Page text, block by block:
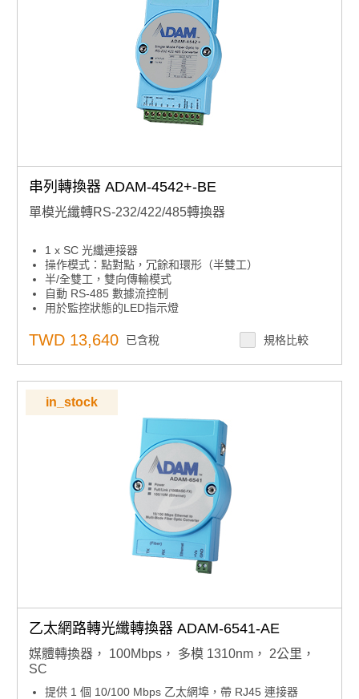
串列轉換器 ADAM-4542+-BE
單模光纖轉RS-232/422/485轉換器
1 x SC 光纖連接器
操作模式：點對點，冗餘和環形（半雙工）
半/全雙工，雙向傳輸模式
自動 RS-485 數據流控制
用於監控狀態的LED指示燈
TWD 13,640 已含稅 規格比較
in_stock
乙太網路轉光纖轉換器 ADAM-6541-AE
媒體轉換器， 100Mbps， 多模 1310nm， 2公里，
SC
提供 1 個 10/100 Mbps 乙太網埠，帶 RJ45 連接器